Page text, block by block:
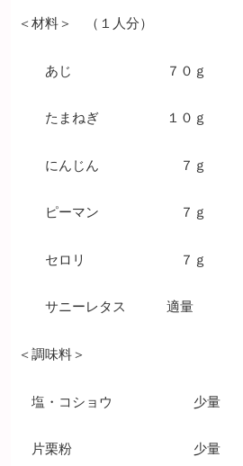
＜材料＞ （１人分）
あじ ７０ｇ
たまねぎ １０ｇ
にんじん ７ｇ
ピーマン ７ｇ
セロリ ７ｇ
サニーレタス 適量
＜調味料＞
塩・コショウ 少量
片栗粉 少量